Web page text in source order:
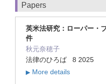
Papers
英米法研究：ローパー・
件
秋元奈穂子
法律のひろば 8 2025
▶ More details